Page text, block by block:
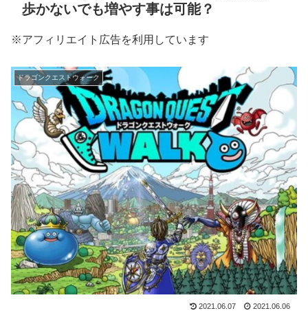
歩かないでも増やす事は可能？
※アフィリエイト広告を利用しています
ドラゴンクエストウォーク
2021.06.07 2021.06.06